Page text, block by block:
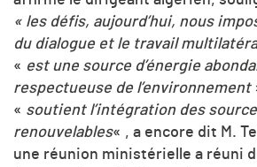
« les défis, aujourd’hui, nous
du dialogue et le travail
« est une source d’énergie
respectueuse de l’environnement
« soutient l’intégration des
renouvelables« , a encore dit M.
une réunion ministérielle a réuni